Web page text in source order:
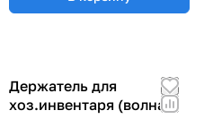
Держатель для
хоз.инвентаря (волна)